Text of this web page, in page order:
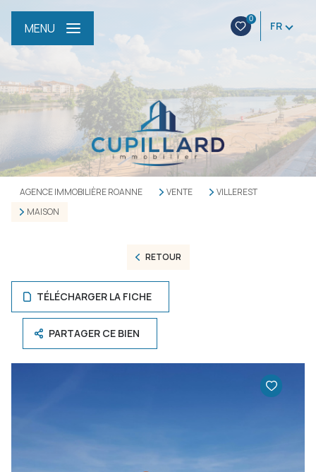
0
FR
MENU
AGENCE IMMOBILIÈRE ROANNE VENTE
VILLEREST
MAISON
RETOUR
TÉLÉCHARGER LA FICHE
PARTAGER CE BIEN